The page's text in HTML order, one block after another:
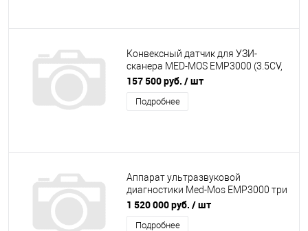
Конвексный датчик для УЗИ-
сканера MED-MOS ЕМР3000 (3.5CV,
2.0MHz~6.0MHz)
157 500 руб. / шт
Подробнее
Аппарат ультразвуковой
диагностики Med-Mos ЕМР3000 три
датчика (Линейный, Конвексный,
Секторальный)
1 520 000 руб. / шт
Подробнее